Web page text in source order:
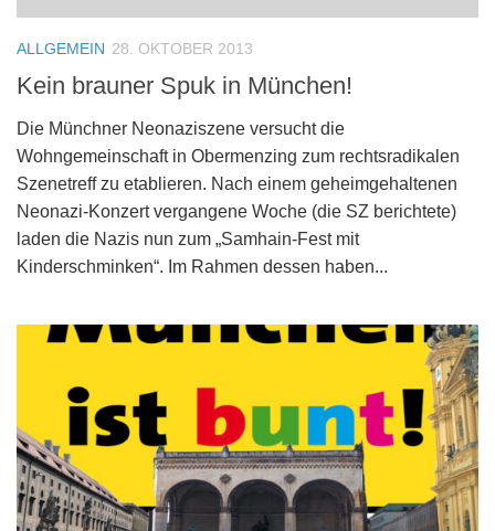
ALLGEMEIN 28. OKTOBER 2013
Kein brauner Spuk in München!
Die Münchner Neonaziszene versucht die
Wohngemeinschaft in Obermenzing zum rechtsradikalen
Szenetreff zu etablieren. Nach einem geheimgehaltenen
Neonazi-Konzert vergangene Woche (die SZ berichtete)
laden die Nazis nun zum „Samhain-Fest mit
Kinderschminken“. Im Rahmen dessen haben...